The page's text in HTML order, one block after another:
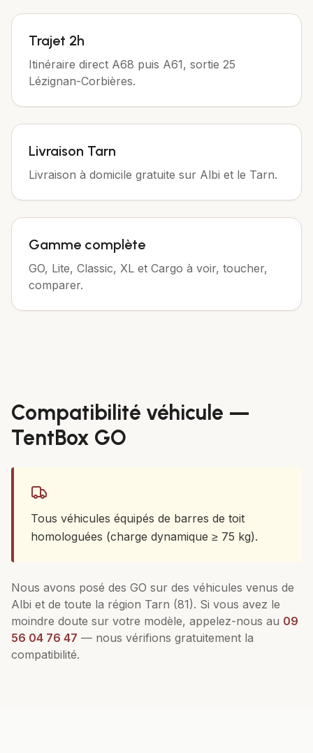
Trajet 2h
Itinéraire direct A68 puis A61, sortie 25
Lézignan-Corbières.
Livraison Tarn
Livraison à domicile gratuite sur Albi et le Tarn.
Gamme complète
GO, Lite, Classic, XL et Cargo à voir, toucher,
comparer.
Compatibilité véhicule —
TentBox GO
Tous véhicules équipés de barres de toit
homologuées (charge dynamique ≥ 75 kg).
Nous avons posé des GO sur des véhicules venus de
Albi et de toute la région Tarn (81). Si vous avez le
moindre doute sur votre modèle, appelez-nous au 09
56 04 76 47 — nous vérifions gratuitement la
compatibilité.